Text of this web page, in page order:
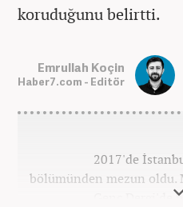
koruduğunu belirtti.
Emrullah Koçin
Haber7.com - Editör
2017'de
bölümünden mezun oldu.
Genç Dergi'de